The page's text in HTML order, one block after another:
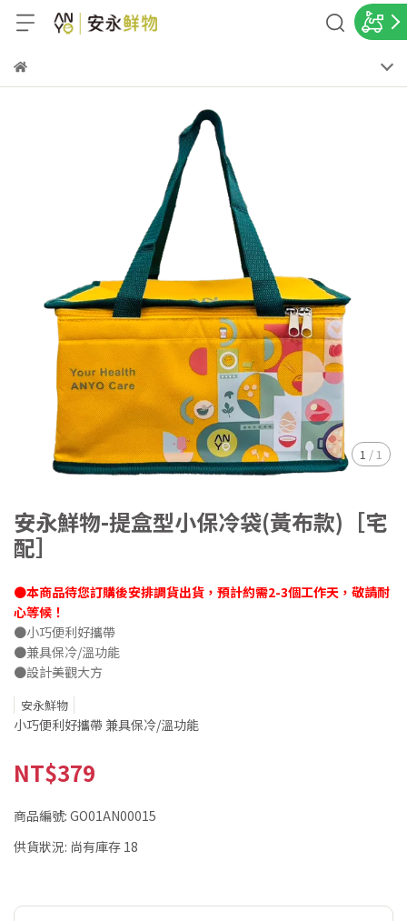
1 / 1
安永鮮物-提盒型小保冷袋(黃布款)［宅
配］
●本商品待您訂購後安排調貨出貨，預計約需2-3個工作天，敬請耐
心等候！
●小巧便利好攜帶
●兼具保冷/溫功能
●設計美觀大方
安永鮮物
小巧便利好攜帶 兼具保冷/溫功能
NT$379
商品編號: GO01AN00015
供貨狀況: 尚有庫存 18